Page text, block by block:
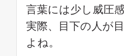
言葉には少し威圧
実際、目下の人が
よね。